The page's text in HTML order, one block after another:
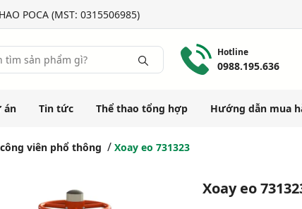
POCA (MST: 0315506985)
Hotline
0988.195.636
án Tin tức Thể thao tổng hợp Hướng dẫn mua
viên phổ thông Xoay eo 731323
Xoay eo